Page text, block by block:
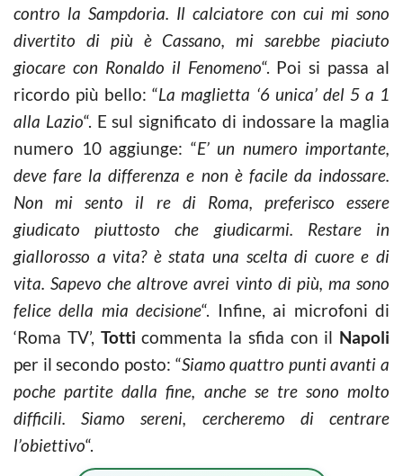
contro la Sampdoria. Il calciatore con cui mi sono
divertito di più è Cassano, mi sarebbe piaciuto
giocare con Ronaldo il Fenomeno“. Poi si passa al
ricordo più bello: “La maglietta ‘6 unica’ del 5 a 1
alla Lazio“. E sul significato di indossare la maglia
numero 10 aggiunge: “E’ un numero importante,
deve fare la differenza e non è facile da indossare.
Non mi sento il re di Roma, preferisco essere
giudicato piuttosto che giudicarmi. Restare in
giallorosso a vita? è stata una scelta di cuore e di
vita. Sapevo che altrove avrei vinto di più, ma sono
felice della mia decisione“. Infine, ai microfoni di
‘Roma TV’, Totti commenta la sfida con il Napoli
per il secondo posto: “Siamo quattro punti avanti a
poche partite dalla fine, anche se tre sono molto
difficili. Siamo sereni, cercheremo di centrare
l’obiettivo“.